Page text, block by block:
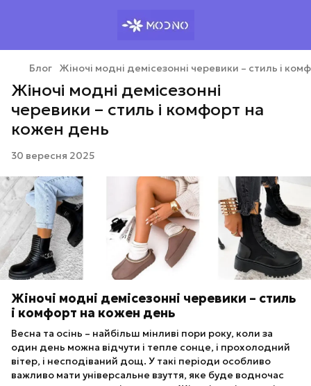
Блог Жіночі модні демісезонні черевики – стиль і
Жіночі модні демісезонні
черевики – стиль і комфорт на
кожен день
30 вересня 2025
Жіночі модні демісезонні черевики – стиль
і комфорт на кожен день
Весна та осінь – найбільш мінливі пори року, коли за
один день можна відчути і тепле сонце, і прохолодний
вітер, і несподіваний дощ. У такі періоди особливо
важливо мати універсальне взуття, яке буде водночас